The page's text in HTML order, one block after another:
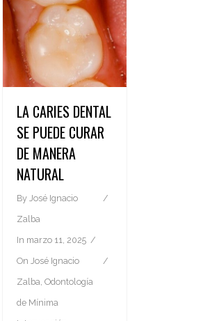
LA CARIES DENTAL
SE PUEDE CURAR
DE MANERA
NATURAL
By José Ignacio
Zalba
In marzo 11, 2025
On José Ignacio
Zalba, Odontología
de Mínima